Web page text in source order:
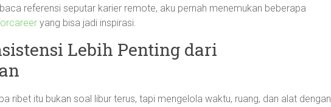
referensi seputar karier remote, aku pernah menemukan beberapa
yang bisa jadi inspirasi.
Lebih Penting dari
ribet itu bukan soal libur terus, tapi mengelola waktu, ruang, dan alat dengan